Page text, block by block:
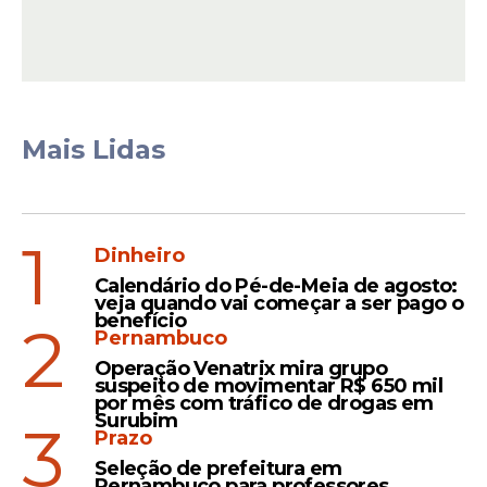
Amupe) tem um novo presidente. O
prefeito de Aliança, Pedro Freitas, assumiu
o comando da entidade nesta terça-feira,
17 de março, em assembleia com prefeitos
e prefeitas de todas as regiões de
Pernambuco, realizada na sede da
Associação. Freitas sucede a Marcelo
Gouveia, que esteve à frente da Amupe
Mais Lidas
1
Dinheiro
Calendário do Pé-de-Meia de agosto:
veja quando vai começar a ser pago o
benefício
2
Pernambuco
Operação Venatrix mira grupo
suspeito de movimentar R$ 650 mil
por mês com tráfico de drogas em
Surubim
3
Prazo
Seleção de prefeitura em